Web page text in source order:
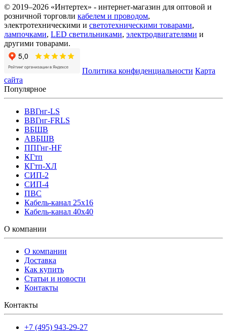
© 2019–2026 «Интертех» - интернет-магазин для оптовой и
розничной торговли кабелем и проводом,
электротехническими и светотехническими товарами,
лампочками, LED светильниками, электродвигателями и
другими товарами.
Политика конфиденциальности Карта
сайта
Популярное
ВВГнг-LS
ВВГнг-FRLS
ВБШВ
АВБШВ
ППГнг-HF
КГтп
КГтп-ХЛ
СИП-2
СИП-4
ПВС
Кабель-канал 25х16
Кабель-канал 40х40
О компании
О компании
Доставка
Как купить
Статьи и новости
Контакты
Контакты
+7 (495) 943-29-27